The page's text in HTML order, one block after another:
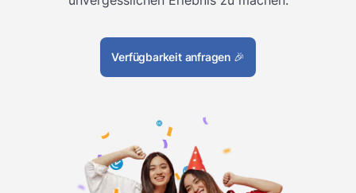
Verfügbarkeit anfragen 🎉